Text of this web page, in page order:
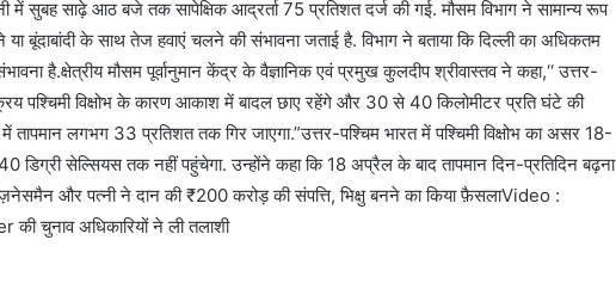
में सुबह साढ़े आठ बजे तक सापेक्षिक आद्रर्ता 75 प्रतिशत दर्ज की गई. मौसम विभाग ने सामान्य रूप
बूंदाबांदी के साथ तेज हवाएं चलने की संभावना जताई है. विभाग ने बताया कि दिल्ली का अधिकतम
है.क्षेत्रीय मौसम पूर्वानुमान केंद्र के वैज्ञानिक एवं प्रमुख कुलदीप श्रीवास्तव ने कहा,‘‘ उत्तर-
पश्चिमी विक्षोभ के कारण आकाश में बादल छाए रहेंगे और 30 से 40 किलोमीटर प्रति घंटे की
तापमान लगभग 33 प्रतिशत तक गिर जाएगा.”उत्तर-पश्चिम भारत में पश्चिमी विक्षोभ का असर 18-
डिग्री सेल्सियस तक नहीं पहुंचेगा. उन्होंने कहा कि 18 अप्रैल के बाद तापमान दिन-प्रतिदिन बढ़ना
और पत्नी ने दान की ₹200 करोड़ की संपत्ति, भिक्षु बनने का किया फ़ैसलाVideo :
चुनाव अधिकारियों ने ली तलाशी